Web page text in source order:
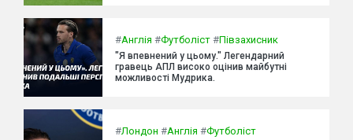
#Англія #Футболіст #Півзахисник
"Я впевнений у цьому." Легендарний
гравець АПЛ високо оцінив майбутні
можливості Мудрика.
#Лондон #Англія #Футболіст